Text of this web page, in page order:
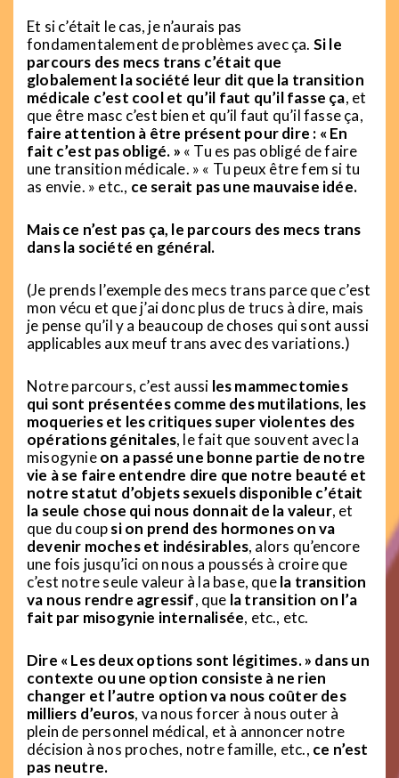
Et si c’était le cas, je n’aurais pas
fondamentalement de problèmes avec ça. Si le
parcours des mecs trans c’était que
globalement la société leur dit que la transition
médicale c’est cool et qu’il faut qu’il fasse ça, et
que être masc c’est bien et qu’il faut qu’il fasse ça,
faire attention à être présent pour dire : « En
fait c’est pas obligé. » « Tu es pas obligé de faire
une transition médicale. » « Tu peux être fem si tu
as envie. » etc., ce serait pas une mauvaise idée.
Mais ce n’est pas ça, le parcours des mecs trans
dans la société en général.
(Je prends l’exemple des mecs trans parce que c’est
mon vécu et que j’ai donc plus de trucs à dire, mais
je pense qu’il y a beaucoup de choses qui sont aussi
applicables aux meuf trans avec des variations.)
Notre parcours, c’est aussi les mammectomies
qui sont présentées comme des mutilations, les
moqueries et les critiques super violentes des
opérations génitales, le fait que souvent avec la
misogynieon a passé une bonne partie de notre
vie à se faire entendre dire que notre beauté et
notre statut d’objets sexuels disponible c’était
la seule chose qui nous donnait de la valeur, et
que du coupsi on prend des hormones on va
devenir moches et indésirables, alors qu’encore
une fois jusqu’ici on nous a poussés à croire que
c’est notre seule valeur à la base, quela transition
va nous rendre agressif, que la transition on l’a
fait par misogynie internalisée, etc., etc.
Dire « Les deux options sont légitimes. » dans un
contexte ou une option consiste à ne rien
changer et l’autre option va nous coûter des
milliers d’euros, va nous forcer à nous outer à
plein de personnel médical, et à annoncer notre
décision à nos proches, notre famille, etc., ce n’est
pas neutre.